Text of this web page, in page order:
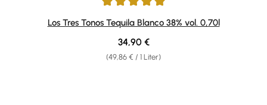
Durchschnittliche Bewertung von 5 von 5 Sternen
Los Tres Tonos Tequila Blanco 38% vol. 0,70l
(49,86 € / 1 Liter)
Regulärer Preis:
34,90 €